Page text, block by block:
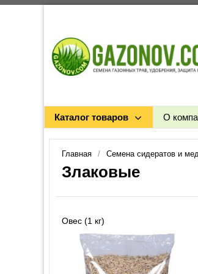
Каталог товаров О
Главная Семена сидератов и
Злаковые
Овес (1 кг)